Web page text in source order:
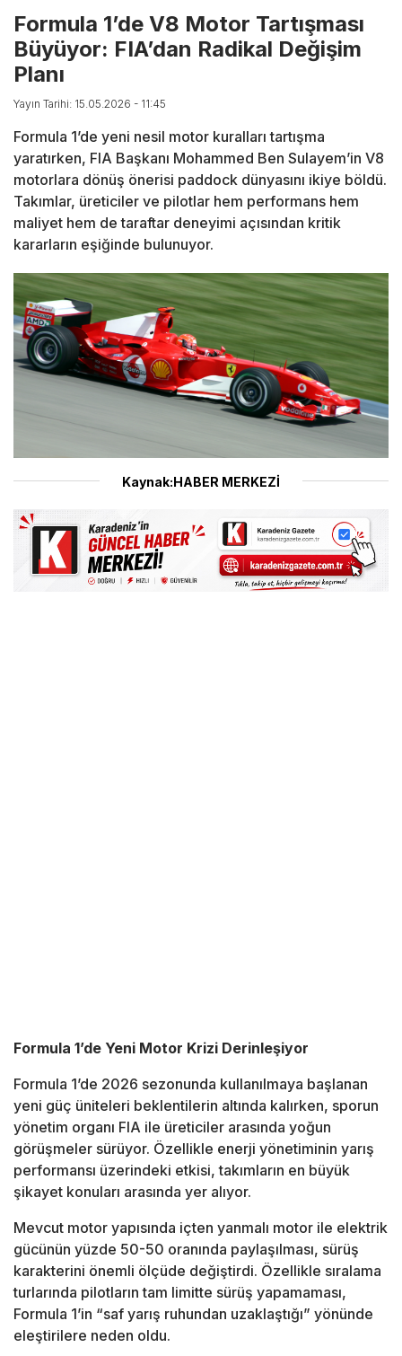
Formula 1’de V8 Motor Tartışması
Büyüyor: FIA’dan Radikal Değişim
Planı
Yayın Tarihi: 15.05.2026 - 11:45
Formula 1’de yeni nesil motor kuralları tartışma
yaratırken, FIA Başkanı Mohammed Ben Sulayem’in V8
motorlara dönüş önerisi paddock dünyasını ikiye böldü.
Takımlar, üreticiler ve pilotlar hem performans hem
maliyet hem de taraftar deneyimi açısından kritik
kararların eşiğinde bulunuyor.
Kaynak:HABER MERKEZİ
Formula 1’de Yeni Motor Krizi Derinleşiyor
Formula 1’de 2026 sezonunda kullanılmaya başlanan
yeni güç üniteleri beklentilerin altında kalırken, sporun
yönetim organı FIA ile üreticiler arasında yoğun
görüşmeler sürüyor. Özellikle enerji yönetiminin yarış
performansı üzerindeki etkisi, takımların en büyük
şikayet konuları arasında yer alıyor.
Mevcut motor yapısında içten yanmalı motor ile elektrik
gücünün yüzde 50-50 oranında paylaşılması, sürüş
karakterini önemli ölçüde değiştirdi. Özellikle sıralama
turlarında pilotların tam limitte sürüş yapamaması,
Formula 1’in “saf yarış ruhundan uzaklaştığı” yönünde
eleştirilere neden oldu.